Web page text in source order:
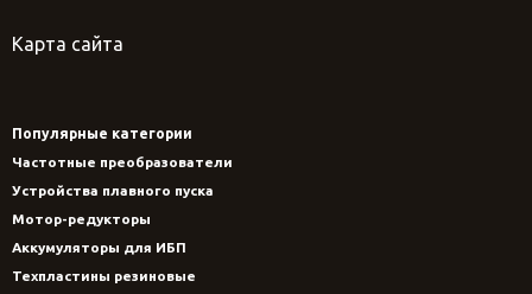
Карта сайта
Популярные категории
Частотные преобразователи
Устройства плавного пуска
Мотор-редукторы
Аккумуляторы для ИБП
Техпластины резиновые